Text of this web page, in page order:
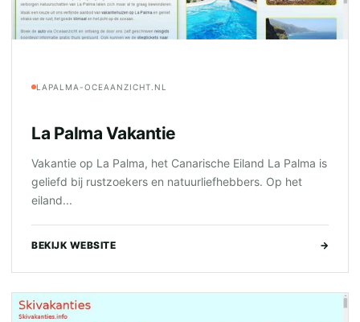
LAPALMA-OCEAANZICHT.NL
La Palma Vakantie
Vakantie op La Palma, het Canarische Eiland La Palma is
geliefd bij rustzoekers en natuurliefhebbers. Op het
eiland...
BEKIJK WEBSITE →